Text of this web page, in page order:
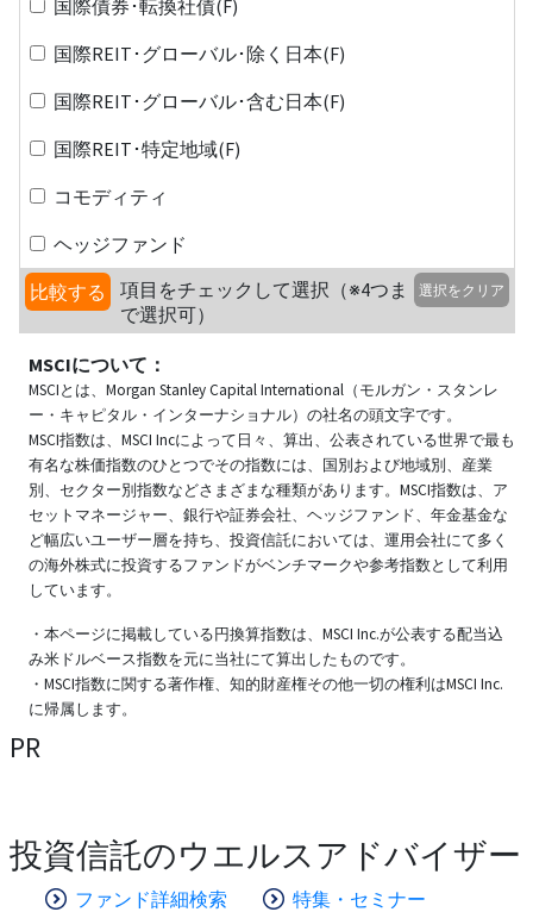
国際債券･転換社債(F)
国際REIT･グローバル･除く日本(F)
国際REIT･グローバル･含む日本(F)
国際REIT･特定地域(F)
コモディティ
ヘッジファンド
比較する
項目をチェックして選択（※4つま
で選択可）
選択をクリア
MSCIについて：
MSCIとは、Morgan Stanley Capital International（モルガン・スタンレ
ー・キャピタル・インターナショナル）の社名の頭文字です。
MSCI指数は、MSCI Incによって日々、算出、公表されている世界で最も
有名な株価指数のひとつでその指数には、国別および地域別、産業
別、セクター別指数などさまざまな種類があります。MSCI指数は、ア
セットマネージャー、銀行や証券会社、ヘッジファンド、年金基金な
ど幅広いユーザー層を持ち、投資信託においては、運用会社にて多く
の海外株式に投資するファンドがベンチマークや参考指数として利用
しています。
・本ページに掲載している円換算指数は、MSCI Inc.が公表する配当込
み米ドルベース指数を元に当社にて算出したものです。
・MSCI指数に関する著作権、知的財産権その他一切の権利はMSCI Inc.
に帰属します。
PR
投資信託のウエルスアドバイザー
ファンド詳細検索
特集・セミナー